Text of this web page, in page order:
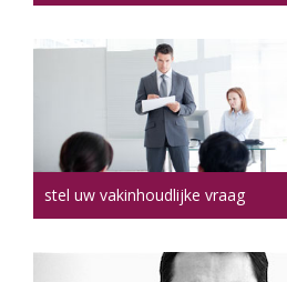
stel uw vakinhoudlijke vraag